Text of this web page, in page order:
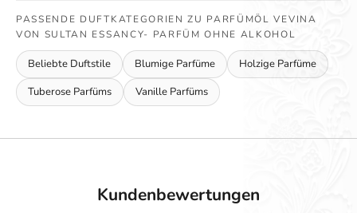
PASSENDE DUFTKATEGORIEN ZU PARFÜMÖL VEVINA
VON SULTAN ESSANCY- PARFÜM OHNE ALKOHOL
Beliebte Duftstile Blumige Parfüme
Holzige Parfüme
Tuberose Parfüms
Vanille Parfüms
Kundenbewertungen